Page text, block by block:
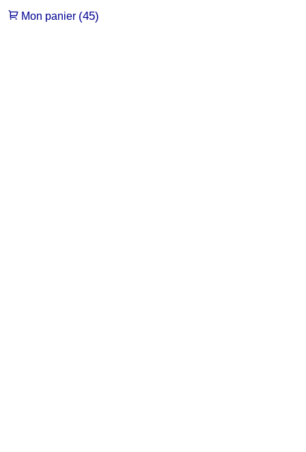
Mon panier (45)